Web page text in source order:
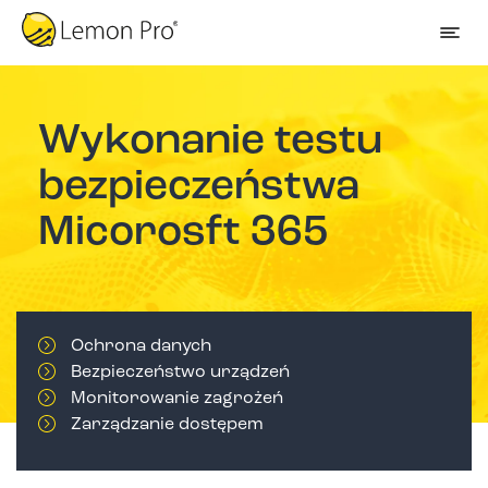
Wykonanie testu
bezpieczeństwa
Micorosft 365
Ochrona danych
Bezpieczeństwo urządzeń
Monitorowanie zagrożeń
Zarządzanie dostępem